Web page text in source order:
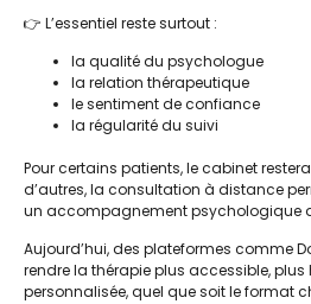
👉 L’essentiel reste surtout :
la qualité du psychologue
la relation thérapeutique
le sentiment de confiance
la régularité du suivi
Pour certains patients, le cabinet
d’autres, la consultation à distance
un accompagnement psychologique
Aujourd’hui, des plateformes comme
rendre la thérapie plus accessible,
personnalisée, quel que soit le format